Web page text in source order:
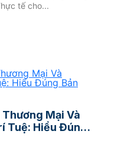
tế cho...
Mại Và
Tuệ: Hiểu Đúng